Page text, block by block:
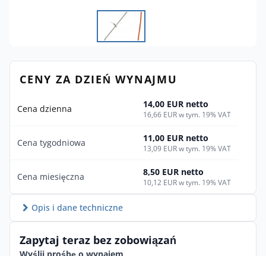
CENY ZA DZIEŃ WYNAJMU
Cena dzienna 14,00 EUR netto
16,66 EUR w tym. 19% VAT
Cena tygodniowa 11,00 EUR netto
13,09 EUR w tym. 19% VAT
Cena miesięczna 8,50 EUR netto
10,12 EUR w tym. 19% VAT
Opis i dane techniczne
Zapytaj teraz bez zobowiązań